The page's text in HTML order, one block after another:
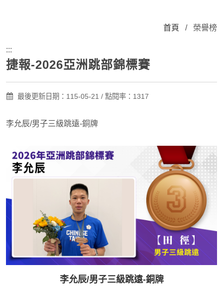
首頁 / 榮譽榜
:::
捷報-2026亞洲跳部錦標賽
最後更新日期：115-05-21 / 點閱率：1317
李允辰/男子三級跳遠-銅牌
李允辰/男子三級跳遠-銅牌